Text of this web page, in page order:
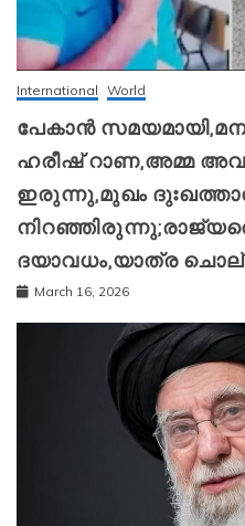
International World
പേകാൻ
ഹരീഷ് റാണ,അമ്മ
ഇരുന്നു,മുഖം
ദയാവധം,യാത്ര
March 16, 2026